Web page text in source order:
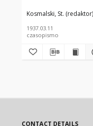
Kosmalski, St. (redaktor)
1937.03.11
czasopismo
CONTACT DETAILS